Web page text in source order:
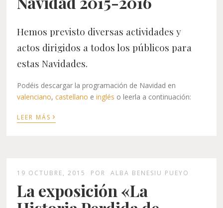
Hemos previsto diversas actividades y
actos dirigidos a todos los públicos para
estas Navidades.
Podéis descargar la programación de Navidad en
valenciano,castellano einglés o leerla a continuación:
LEER MÁS ›
19 OCTUBRE, 2015 POR ALBA BENESIU PUEYO
La exposición «La